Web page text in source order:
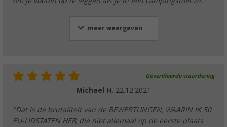
meer weergeven
Geverifieerde waardering
Michael H. 22.12.2021
"Dat is de brutaliteit van de BEWERTUNGEN, WAARIN IK 50
EU-LIDSTATEN HEB, die niet allemaal op de eerste plaats